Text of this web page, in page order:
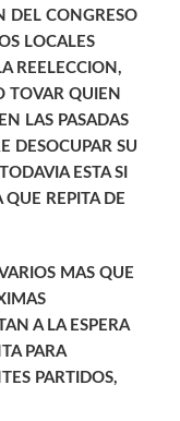
DEL CONGRESO
LOCALES
REELECCION,
TOVAR QUIEN
LAS PASADAS
DESOCUPAR SU
ESTA SI
QUE REPITA DE
MAS QUE
A LA ESPERA
PARA
PARTIDOS,